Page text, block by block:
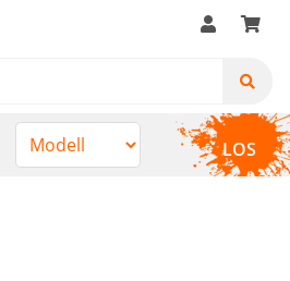
LOS